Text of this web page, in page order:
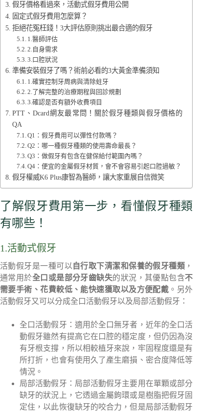
假牙價格看過來，活動式假牙費用公開
固定式假牙費用怎麼算？
拒絕花冤枉錢！3大評估原則挑出最合適的假牙
1.醫師評估
2.自身需求
3.口腔狀況
準備安裝假牙了嗎？術前必看的3大黃金準備須知
1.確實控制牙周病與清除蛀牙
2.了解完整的治療期程與回診規劃
3.確認是否有額外收費項目
PTT、Dcard網友最常問！關於假牙種類與假牙價格的
QA
Q1：假牙費用可以彈性付款嗎？
Q2：哪一種假牙種類的使用壽命最長？
Q3：做假牙有包含在健保給付範圍內嗎？
Q4：便宜的金屬假牙材質，會不會容易引起口腔過敏？
假牙權威K6 Plus康智為醫師，讓大家重展自信微笑
了解假牙費用第一步，看懂假牙種類
有哪些！
1.活動式假牙
活動假牙是一種可以 自行取下清潔和保養的假牙種類 ，
通常用於全口或是部分牙齒缺失的狀況，其優點包含不
需要手術、花費較低、能快速獲取以及方便配戴 。另外
活動假牙又可以分成全口活動假牙以及局部活動假牙：
全口活動假牙：適用於全口無牙者，近年的全口活
動假牙雖然有提高它在口腔的穩定度，但仍因為沒
有牙根支撐，所以相較植牙來說，牢固程度還是有
所打折，也會有使用久了產生磨損、密合度降低等
情況。
局部活動假牙：局部活動假牙主要用在單顆或部分
缺牙的狀況上，它透過金屬鉤環或是樹脂把假牙固
定住，以此恢復缺牙的咬合力，但是局部活動假牙